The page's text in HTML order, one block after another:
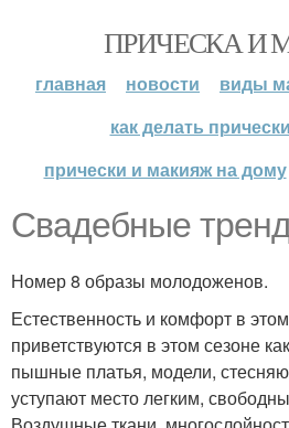
ПРИЧЕСКА И
главная новости
виды
как делать
прически и макияж на дому
Свадебные
Номер 8 образы молодоженов.
Естественность и комфорт в
приветствуются в этом сезоне
пышные платья, модели,
уступают место легким,